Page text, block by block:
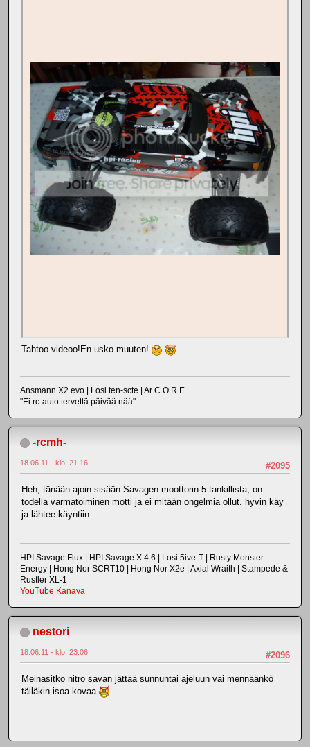
Tahtoo videoo!En usko muuten!
Ansmann X2 evo | Losi ten-scte | Ar C.O.R.E
"Ei rc-auto tervettä päivää nää"
-rcmh-
#2095
18.06.11 - klo: 21.16
Heh, tänään ajoin sisään Savagen moottorin 5 tankillista, on
todella varmatoiminen motti ja ei mitään ongelmia ollut. hyvin käy
ja lähtee käyntiin.
HPI Savage Flux | HPI Savage X 4.6 | Losi 5ive-T | Rusty Monster
Energy | Hong Nor SCRT10 | Hong Nor X2e | Axial Wraith | Stampede &
Rustler XL-1
YouTube Kanava
nestori
#2096
18.06.11 - klo: 23.06
Meinasitko nitro savan jättää sunnuntai ajeluun vai mennäänkö
tälläkin isoa kovaa